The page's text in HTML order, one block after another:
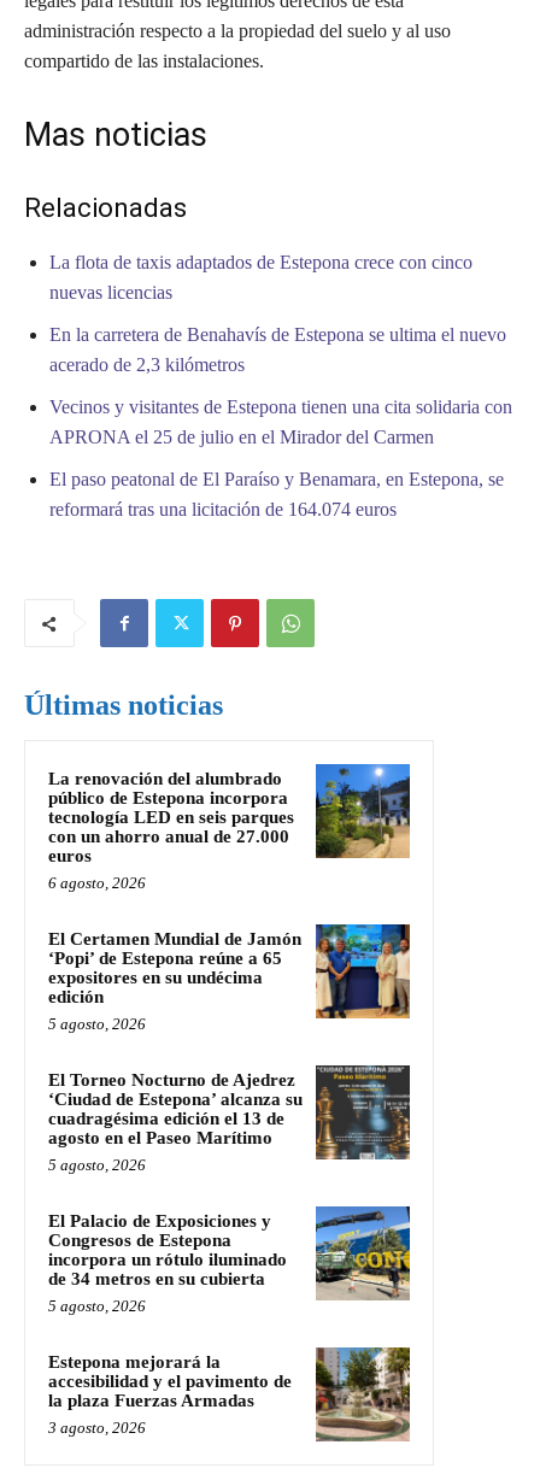
administración respecto a la propiedad del suelo y al uso
compartido de las instalaciones.
Mas noticias
Relacionadas
La flota de taxis adaptados de Estepona crece con cinco
nuevas licencias
En la carretera de Benahavís de Estepona se ultima el nuevo
acerado de 2,3 kilómetros
Vecinos y visitantes de Estepona tienen una cita solidaria con
APRONA el 25 de julio en el Mirador del Carmen
El paso peatonal de El Paraíso y Benamara, en Estepona, se
reformará tras una licitación de 164.074 euros
Últimas noticias
La renovación del alumbrado
público de Estepona incorpora
tecnología LED en seis parques
con un ahorro anual de 27.000
euros
6 agosto, 2026
El Certamen Mundial de Jamón
‘Popi’ de Estepona reúne a 65
expositores en su undécima
edición
5 agosto, 2026
El Torneo Nocturno de Ajedrez
‘Ciudad de Estepona’ alcanza su
cuadragésima edición el 13 de
agosto en el Paseo Marítimo
5 agosto, 2026
El Palacio de Exposiciones y
Congresos de Estepona
incorpora un rótulo iluminado
de 34 metros en su cubierta
5 agosto, 2026
Estepona mejorará la
accesibilidad y el pavimento de
la plaza Fuerzas Armadas
3 agosto, 2026